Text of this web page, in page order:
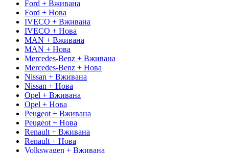
Ford + Вживана
Ford + Нова
IVECO + Вживана
IVECO + Нова
MAN + Вживана
MAN + Нова
Mercedes-Benz + Вживана
Mercedes-Benz + Нова
Nissan + Вживана
Nissan + Нова
Opel + Вживана
Opel + Нова
Peugeot + Вживана
Peugeot + Нова
Renault + Вживана
Renault + Нова
Volkswagen + Вживана